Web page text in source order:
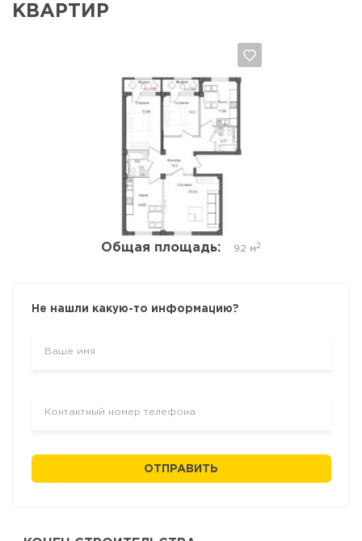
КВАРТИР
Общая площадь: 92 м 2
Отмена
Не нашли какую-то информацию?
ОТПРАВИТЬ